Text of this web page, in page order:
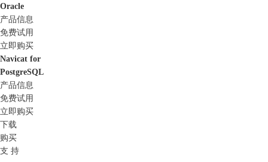
Oracle
产品信息
免费试用
立即购买
Navicat for
PostgreSQL
产品信息
免费试用
立即购买
下载
购买
支 持